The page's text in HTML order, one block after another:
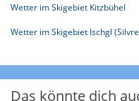
Wetter im Skigebiet Kitzbühel
Wetter im Skigebiet Ischgl
Das könnte dich